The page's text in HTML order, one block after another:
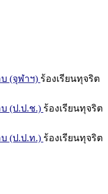
(จุฬาฯ) ร้องเรียนทุจริต
(ป.ป.ช.) ร้องเรียนทุจริต
(ป.ป.ท.) ร้องเรียนทุจริต